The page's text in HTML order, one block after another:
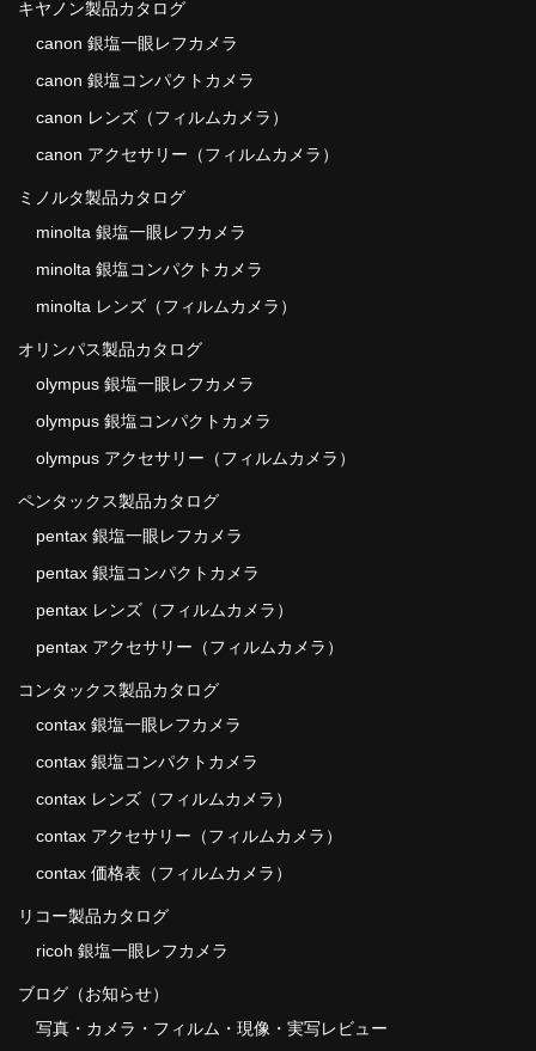
キヤノン製品カタログ
canon 銀塩一眼レフカメラ
canon 銀塩コンパクトカメラ
canon レンズ（フィルムカメラ）
canon アクセサリー（フィルムカメラ）
ミノルタ製品カタログ
minolta 銀塩一眼レフカメラ
minolta 銀塩コンパクトカメラ
minolta レンズ（フィルムカメラ）
オリンパス製品カタログ
olympus 銀塩一眼レフカメラ
olympus 銀塩コンパクトカメラ
olympus アクセサリー（フィルムカメラ）
ペンタックス製品カタログ
pentax 銀塩一眼レフカメラ
pentax 銀塩コンパクトカメラ
pentax レンズ（フィルムカメラ）
pentax アクセサリー（フィルムカメラ）
コンタックス製品カタログ
contax 銀塩一眼レフカメラ
contax 銀塩コンパクトカメラ
contax レンズ（フィルムカメラ）
contax アクセサリー（フィルムカメラ）
contax 価格表（フィルムカメラ）
リコー製品カタログ
ricoh 銀塩一眼レフカメラ
ブログ（お知らせ）
写真・カメラ・フィルム・現像・実写レビュー